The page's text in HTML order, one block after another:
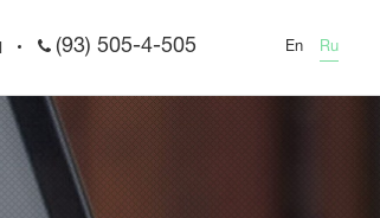
(93) 505-4-505 En Ru